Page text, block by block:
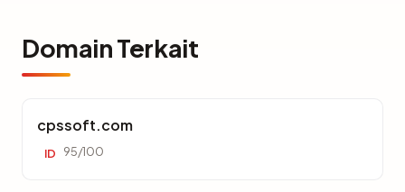
Domain Terkait
cpssoft.com
ID 95/100